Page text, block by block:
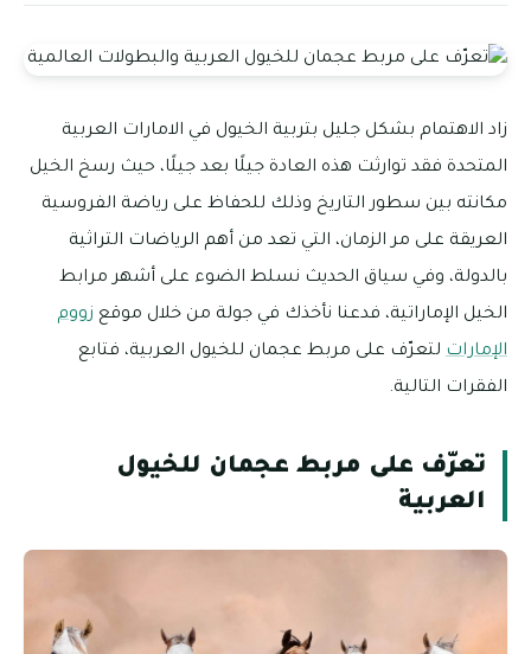
زاد الاهتمام بشكل جليل بتربية الخيول في الامارات العربية
المتحدة فقد توارثت هذه العادة جيلًا بعد جيلًا، حيث رسخ الخيل
مكانته بين سطور التاريخ وذلك للحفاظ على رياضة الفروسية
العريقة على مر الزمان، التي تعد من أهم الرياضات التراثية
بالدولة، وفي سياق الحديث نسلط الضوء على أشهر مرابط
الخيل الإماراتية، فدعنا نأخذك في جولة من خلال موقع زووم
الإمارات لتعرّف على مربط عجمان للخيول العربية، فتابع
الفقرات التالية.
تعرّف على مربط عجمان للخيول
العربية